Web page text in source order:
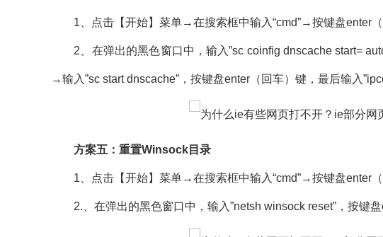
1、点击【开始】菜单→在搜索框中输入“cmd”→按键盘enter（
2、在弹出的黑色窗口中，输入”sc coinfig dnscache start=
→输入”sc start dnscache”，按键盘enter（回车）键，最后输入
方案五：重置Winsock目录
1、点击【开始】菜单→在搜索框中输入“cmd”→按键盘enter（
2.、在弹出的黑色窗口中，输入”netsh winsock reset”，按键盘